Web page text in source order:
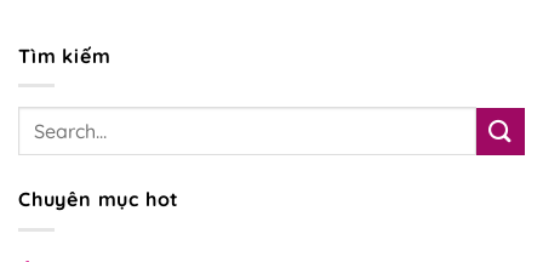
Tìm kiếm
Chuyên mục hot